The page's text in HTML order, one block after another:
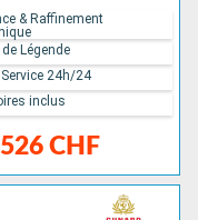
526 CHF
& Raffinement
Légende
24h/24
inclus